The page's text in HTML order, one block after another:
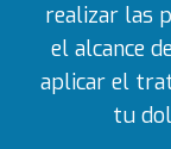
realizar las
el alcance
aplicar el
tu